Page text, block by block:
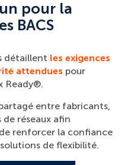
pour la
BACS
détaillent les exigences
attendues pour
Ready®.
entre fabricants,
réseaux afin
renforcer la confiance
de flexibilité.